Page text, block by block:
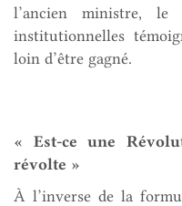
l’ancien ministre, le
institutionnelles
loin d’être gagné.
« Est-ce une
révolte »
À l’inverse de la